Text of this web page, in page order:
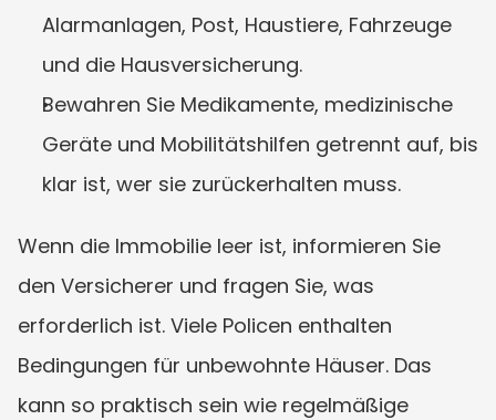
Alarmanlagen, Post, Haustiere, Fahrzeuge
und die Hausversicherung.
Bewahren Sie Medikamente, medizinische
Geräte und Mobilitätshilfen getrennt auf, bis
klar ist, wer sie zurückerhalten muss.
Wenn die Immobilie leer ist, informieren Sie
den Versicherer und fragen Sie, was
erforderlich ist. Viele Policen enthalten
Bedingungen für unbewohnte Häuser. Das
kann so praktisch sein wie regelmäßige